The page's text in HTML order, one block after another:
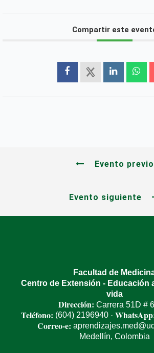
Compartir este
Evento previo
Evento siguiente
Facultad de
Centro de Extensión - Educación
vida
Dirección: Carrera 51D #
Teléfono: (604) 2196940·
Correo-e:
Medellín, Colombia